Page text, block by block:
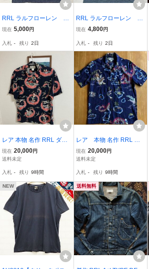
RRL ラルフローレン 胸
ポケット付き半袖Tシャ
ー Mサイズ
現在 5,000円
入札 - 残り 2日
RRL ラルフローレン 胸
ポケット付き半袖Tシャ
Mサイズ
現在 4,800円
入札 - 残り 2日
レア 本物 名作 RRL ダブ
ルアールエル フラガール
柄 アロハ ハワイアン シ
ィンテージ
現在 20,000円
送料未定
入札 - 残り 9時間
レア 本物 名作 RRL ダ
ブルアールエル スーベニ
ア キャンプ シャツ S タイ
ン柄 ヴィンテージ アロハ
ハワイアン
現在 20,000円
送料未定
入札 - 残り 9時間
NEW 送料無料